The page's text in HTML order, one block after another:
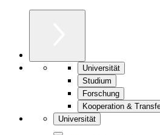
Universität
Studium
Forschung
Kooperation &
Universität